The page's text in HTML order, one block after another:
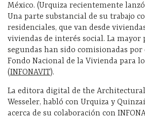
México. (Urquiza recientemente lanzó
Una parte substancial de su trabajo
residenciales, que van desde
viviendas de interés social. La mayor
segundas han sido comisionadas
Fondo Nacional de la Vivienda para
(INFONAVIT).
La editora digital de the Architectural
Wesseler, habló con Urquiza y
acerca de su colaboración con